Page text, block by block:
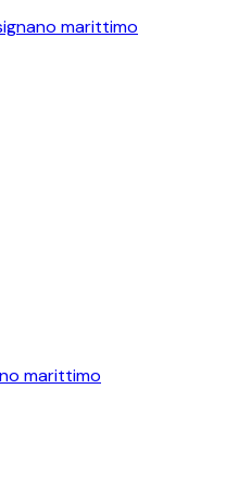
marittimo
marittimo